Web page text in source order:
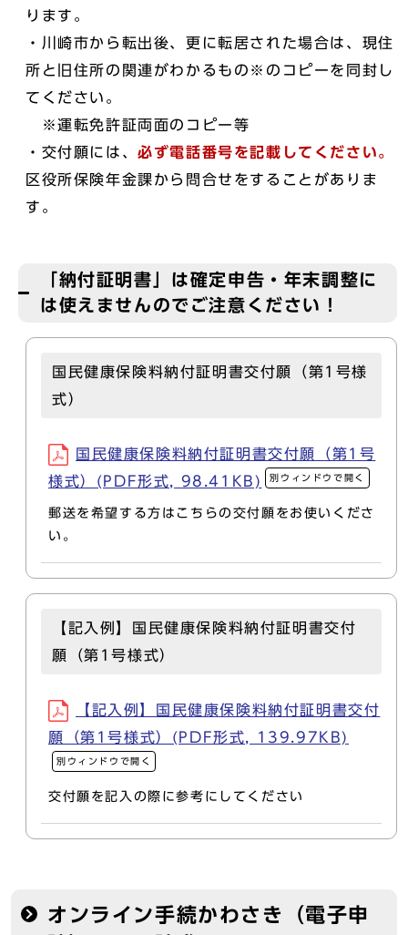
ります。
・川崎市から転出後、更に転居された場合は、現住
所と旧住所の関連がわかるもの※のコピーを同封し
てください。
※運転免許証両面のコピー等
・交付願には、必ず電話番号を記載してください。
区役所保険年金課から問合せをすることがありま
す。
「納付証明書」は確定申告・年末調整に
は使えませんのでご注意ください！
国民健康保険料納付証明書交付願（第1号様
式）
国民健康保険料納付証明書交付願（第1号
様式）(PDF形式, 98.41KB)
別ウィンドウで開く
郵送を希望する方はこちらの交付願をお使いくださ
い。
【記入例】国民健康保険料納付証明書交付
願（第1号様式）
【記入例】国民健康保険料納付証明書交付
願（第1号様式）(PDF形式, 139.97KB)
別ウィンドウで開く
交付願を記入の際に参考にしてください
オンライン手続かわさき（電子申